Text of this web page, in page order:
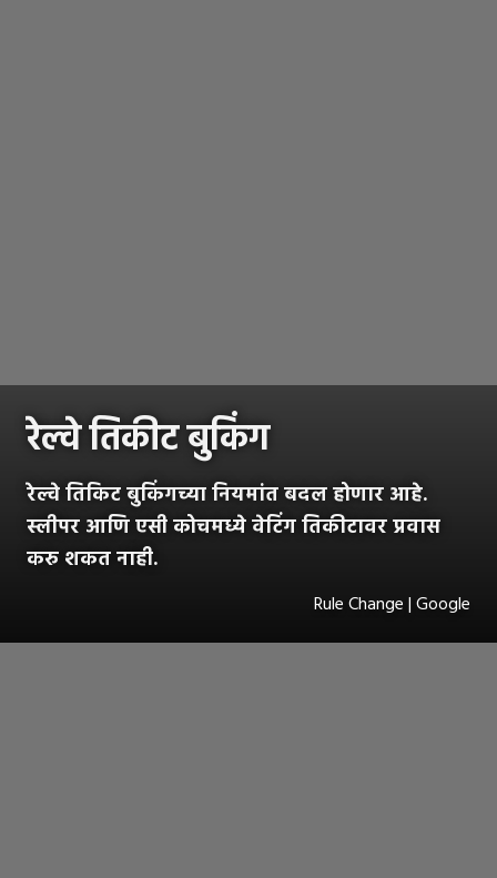
रेल्वे तिकीट बुकिंग
रेल्वे तिकिट बुकिंगच्या नियमांत बदल होणार आहे.
स्लीपर आणि एसी कोचमध्ये वेटिंग तिकीटावर प्रवास
करु शकत नाही.
Rule Change | Google